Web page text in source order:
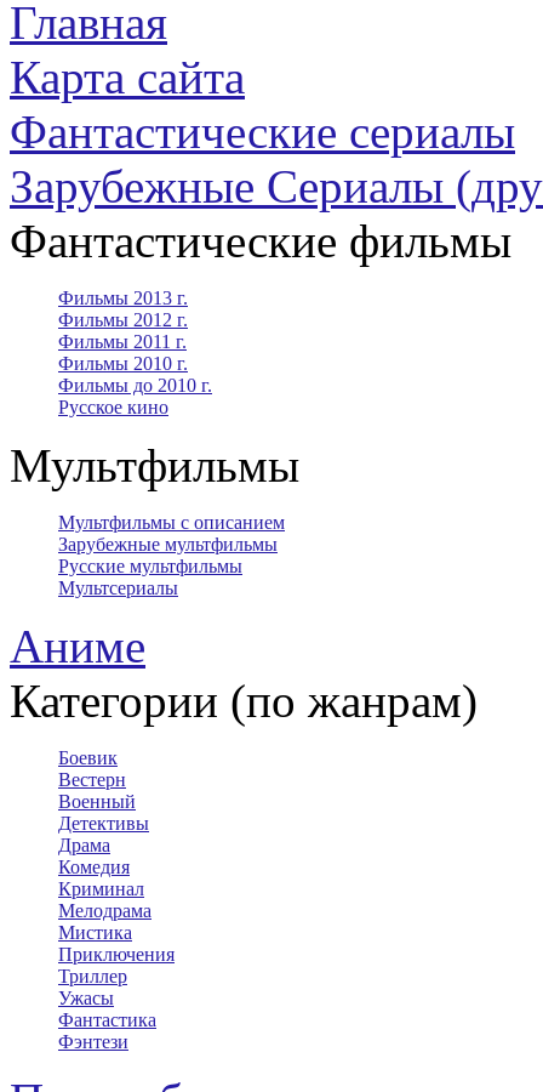
Главная
Карта сайта
Фантастические сериалы
Зарубежные Сериалы
Фантастические фильмы
Фильмы 2013 г.
Фильмы 2012 г.
Фильмы 2011 г.
Фильмы 2010 г.
Фильмы до 2010 г.
Русское кино
Мультфильмы
Мультфильмы с описанием
Зарубежные мультфильмы
Русские мультфильмы
Мультсериалы
Аниме
Категории (по жанрам)
Боевик
Вестерн
Военный
Детективы
Драма
Комедия
Криминал
Мелодрама
Мистика
Приключения
Триллер
Ужасы
Фантастика
Фэнтези